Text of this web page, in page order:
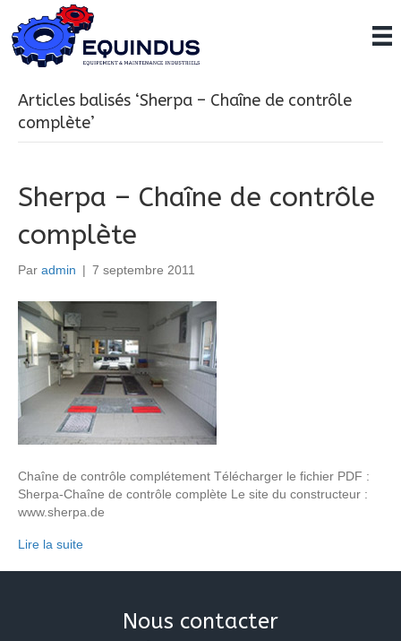
Articles balisés ‘Sherpa – Chaîne de contrôle
complète’
Sherpa – Chaîne de contrôle
complète
Par admin | 7 septembre 2011
Chaîne de contrôle complétement Télécharger le fichier PDF :
Sherpa-Chaîne de contrôle complète Le site du constructeur :
www.sherpa.de
Lire la suite
Nous contacter